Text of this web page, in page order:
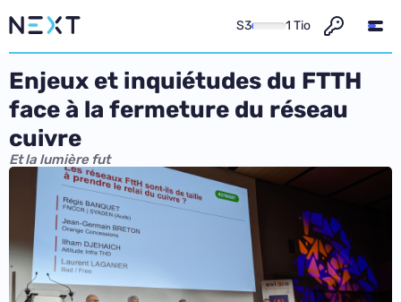
S3 1 Tio
Enjeux et inquiétudes du FTTH
face à la fermeture du réseau
cuivre
Et la lumière fut